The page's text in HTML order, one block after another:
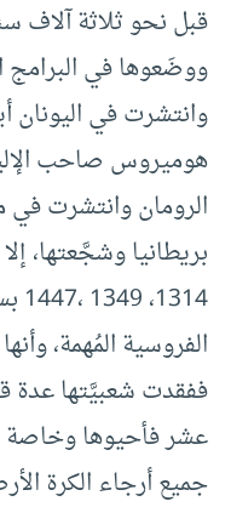
قبل نحو ثلاثة آلاف
وانتشرت في اليونان
هوميروس صاحب
الرومان وانتشرت في
بريطانيا وشجَّعتها،
الفروسية المُهمة،
ففقدت شعبيَّتها عدة
عشر فأحيوها وخاصة
جميع أرجاء الكرة